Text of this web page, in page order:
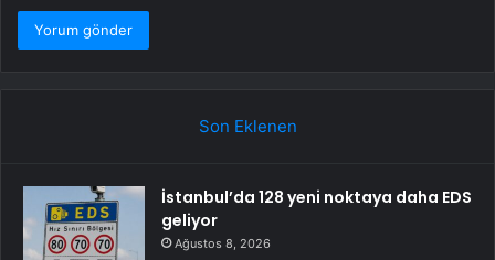
Son Eklenen
İstanbul’da 128 yeni noktaya daha EDS
geliyor
Ağustos 8, 2026